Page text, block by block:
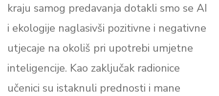
kraju samog predavanja dotakli smo se AI
i ekologije naglasivši pozitivne i negativne
utjecaje na okoliš pri upotrebi umjetne
inteligencije. Kao zaključak radionice
učenici su istaknuli prednosti i mane